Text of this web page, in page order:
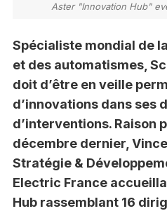
Aster "Innovation Hub"
Spécialiste mondial de
et des automatismes,
doit d’être en veille
d’innovations dans ses
d’interventions. Raison
décembre dernier,
Stratégie &
Electric France
Hub rassemblant 16